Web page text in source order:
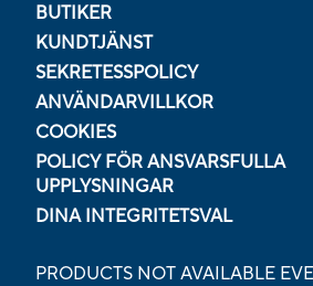
BUTIKER
KUNDTJÄNST
SEKRETESSPOLICY
ANVÄNDARVILLKOR
COOKIES
POLICY FÖR ANSVARSFULLA
UPPLYSNINGAR
DINA INTEGRITETSVAL
PRODUCTS NOT AVAILABLE